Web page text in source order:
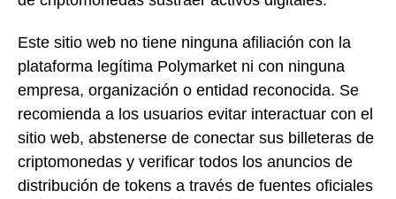
Este sitio web no tiene ninguna afiliación con la
plataforma legítima Polymarket ni con ninguna
empresa, organización o entidad reconocida. Se
recomienda a los usuarios evitar interactuar con el
sitio web, abstenerse de conectar sus billeteras de
criptomonedas y verificar todos los anuncios de
distribución de tokens a través de fuentes oficiales